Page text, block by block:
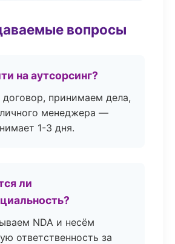
вопросы
на аутсорсинг?
принимаем дела,
менеджера —
1-3 дня.
ли
NDA и несём
ответственность за